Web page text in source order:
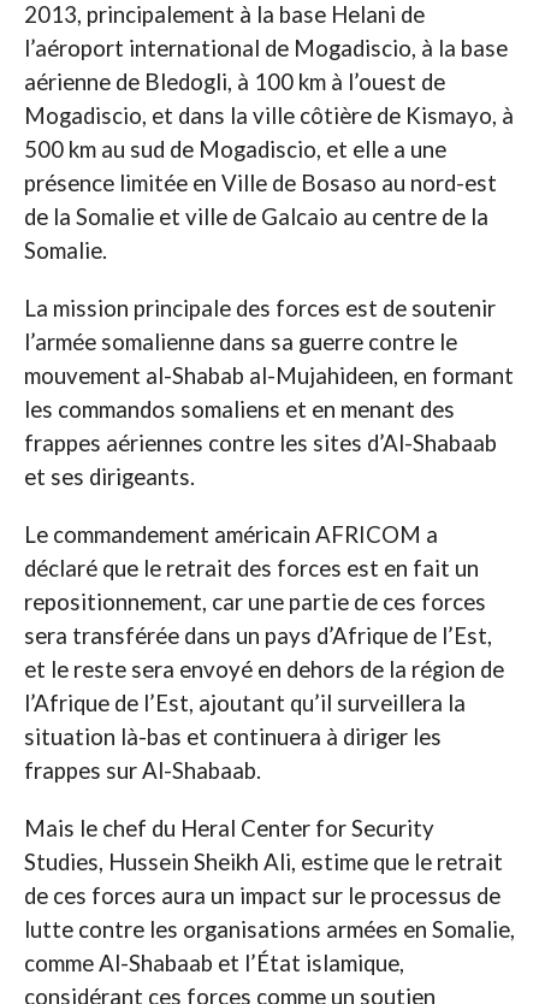
2013, principalement à la base Helani de
l’aéroport international de Mogadiscio, à la base
aérienne de Bledogli, à 100 km à l’ouest de
Mogadiscio, et dans la ville côtière de Kismayo, à
500 km au sud de Mogadiscio, et elle a une
présence limitée en Ville de Bosaso au nord-est
de la Somalie et ville de Galcaio au centre de la
Somalie.
La mission principale des forces est de soutenir
l’armée somalienne dans sa guerre contre le
mouvement al-Shabab al-Mujahideen, en formant
les commandos somaliens et en menant des
frappes aériennes contre les sites d’Al-Shabaab
et ses dirigeants.
Le commandement américain AFRICOM a
déclaré que le retrait des forces est en fait un
repositionnement, car une partie de ces forces
sera transférée dans un pays d’Afrique de l’Est,
et le reste sera envoyé en dehors de la région de
l’Afrique de l’Est, ajoutant qu’il surveillera la
situation là-bas et continuera à diriger les
frappes sur Al-Shabaab.
Mais le chef du Heral Center for Security
Studies, Hussein Sheikh Ali, estime que le retrait
de ces forces aura un impact sur le processus de
lutte contre les organisations armées en Somalie,
comme Al-Shabaab et l’État islamique,
considérant ces forces comme un soutien